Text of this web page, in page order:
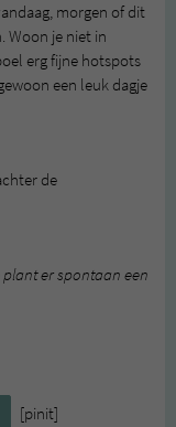
morgen of dit
Woon je niet in
erg fijne hotspots
een leuk dagje
de
plant er spontaan een
[pinit]